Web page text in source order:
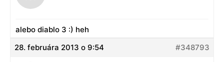
alebo diablo 3 :) heh
28. februára 2013 o 9:54
#348793